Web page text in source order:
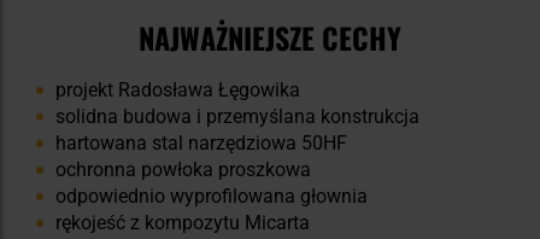
NAJWAŻNIEJSZE CECHY
projekt Radosława Łęgowika
solidna budowa i przemyślana konstrukcja
hartowana stal narzędziowa 50HF
ochronna powłoka proszkowa
odpowiednio wyprofilowana głownia
rękojeść z kompozytu Micarta